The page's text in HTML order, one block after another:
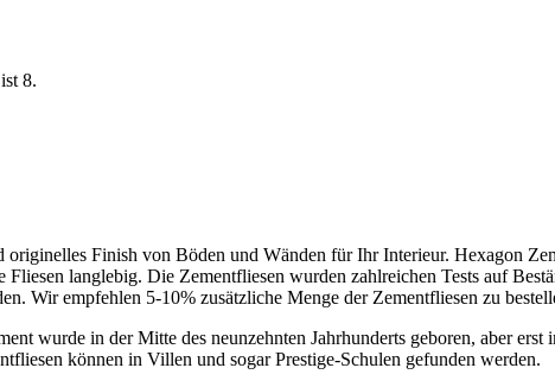
8.
Finish von Böden und Wänden für Ihr Interieur. Hexagon
Fliesen langlebig. Die Zementfliesen wurden zahlreichen Tests auf
Wir empfehlen 5-10% zusätzliche Menge der Zementfliesen zu
wurde in der Mitte des neunzehnten Jahrhunderts geboren, aber
können in Villen und sogar Prestige-Schulen gefunden werden.